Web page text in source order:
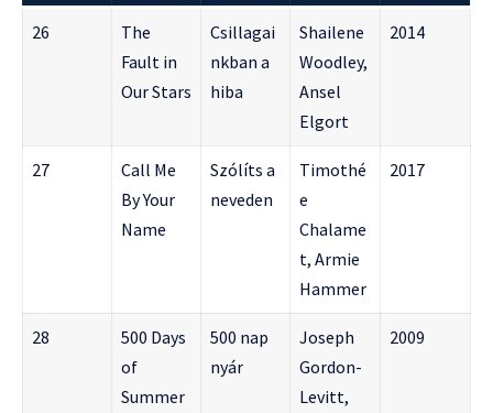
26
The
Fault in
Our Stars
Csillagai
nkban a
hiba
Shailene
Woodley,
Ansel
Elgort
2014
27
Call Me
By Your
Name
Szólíts a
neveden
Timothé
e
Chalame
t, Armie
Hammer
2017
28
500 Days
of
Summer
500 nap
nyár
Joseph
Gordon-
Levitt,
2009